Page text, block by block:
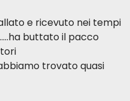
e ricevuto nei tempi
buttato il pacco
trovato quasi